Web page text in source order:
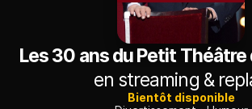
Les 30 ans du Petit Théâtre
en streaming &
Bientôt disponible